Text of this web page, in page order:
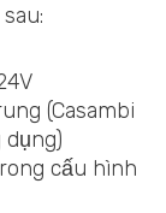
(Casambi
cấu hình